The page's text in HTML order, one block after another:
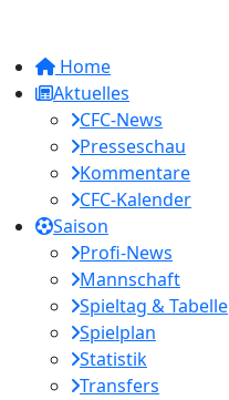
Home
Aktuelles
CFC-News
Presseschau
Kommentare
CFC-Kalender
Saison
Profi-News
Mannschaft
Spieltag & Tabelle
Spielplan
Statistik
Transfers